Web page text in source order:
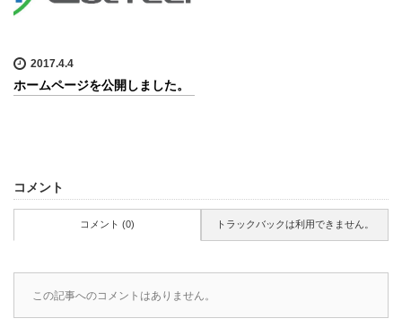
2017.4.4
ホームページを公開しました。
コメント
コメント (0) トラックバックは利用できません。
この記事へのコメントはありません。